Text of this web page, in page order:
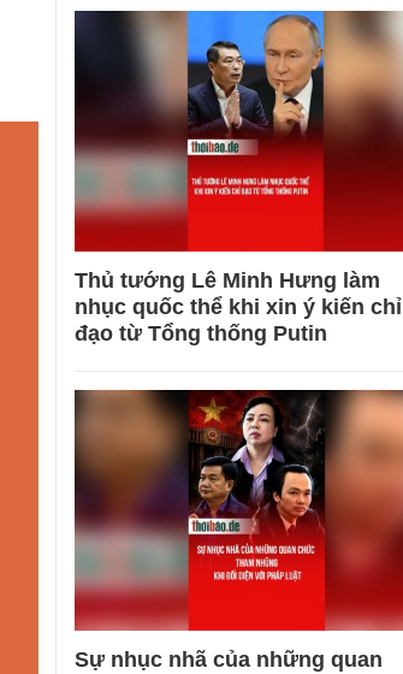
Thủ tướng Lê Minh Hưng làm
nhục quốc thể khi xin ý kiến chỉ
đạo từ Tổng thống Putin
Sự nhục nhã của những quan